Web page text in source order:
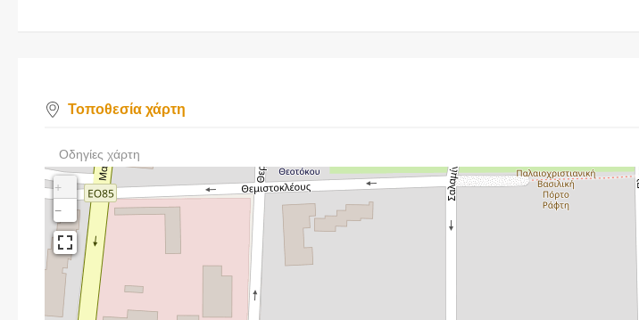
Τοποθεσία χάρτη
Οδηγίες χάρτη
+
−